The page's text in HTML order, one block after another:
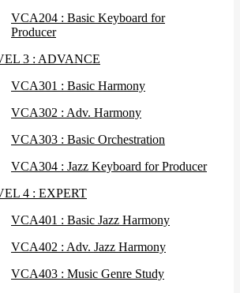
VCA204 : Basic Keyboard for
Producer
3 : ADVANCE
VCA301 : Basic Harmony
VCA302 : Adv. Harmony
VCA303 : Basic Orchestration
VCA304 : Jazz Keyboard for Producer
4 : EXPERT
VCA401 : Basic Jazz Harmony
VCA402 : Adv. Jazz Harmony
VCA403 : Music Genre Study